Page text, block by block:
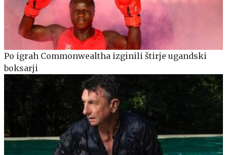
Po igrah Commonwealtha izginili štirje ugandski
boksarji